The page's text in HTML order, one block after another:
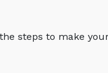
steps to make